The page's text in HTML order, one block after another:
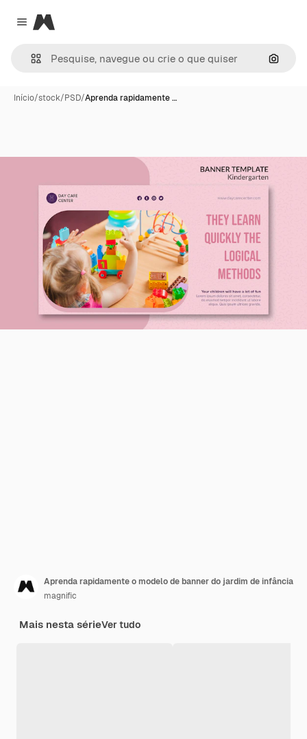
Close menu
Magnific
Início/stock/PSD/Aprenda rapidamente …
Aprenda rapidamente o modelo de banner do jardim de infância
magnific
Mais nesta sérieVer tudo